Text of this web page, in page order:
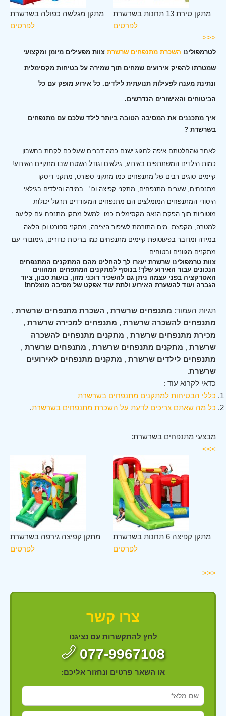
מתקן מגלשה כפולה בשרשרת
לפרטים
מתקן טירת 13 תחנות בשרשרת
לפרטים
<<<
לטרמפולינו השכרת מתנפחים שרשרת צוות מפעילים מיומן ומקצועי
שמטרתו להפיק אירועים שמחים תוך שמירה על בטיחות מקסימלית
ונתינת מענה לפעילות תנועתית לילדים. כל אירוע מופק עם כל
הביטוחים והאישורים הנדרשים.
איך מתכננים את המסיבה הטובה ביותר לילד שלכם עם מתנפחים
בשרשרת ?
לאחר שהחלטתם איפה לחגוג ישנם כמה דברים שעליכם לקחת בחשבון:
כמות הילדים המשתתפים באירוע, גילאים וגודל השטח שבו מתקיים האירוע!
קיימים סוגים רבים של מתנפחים כמו מתקני ספורט, מתקני דיסקו
מתנפחים, שערים מתנפחים, מתקני קפיצה וכו'. במידה והילדים בגילאי
היסודי המתנפחים המומלצים הם מתנפחים המעודדים תרגול יכולות
מוטוריות תוך הפקת הנאה מקסימלית כמו למשל מתקן מתנפח עם קליעה
למטרה, מקפצת מים התורמת לשיפור היציבה, מתקני ספורט וכן הלאה.
במידה ומדובר בפעוטופת קיימים מתנפחים כמו בריכות כדורים, גימובורי עם
מתקנים מגוונים ובטוחים.
צוות טרמפולינו שרשרת יעזרו לך להחליט מהם המתקנים המתנפחים
הנכונים עבור האירוע שלך! בנוסף למתקנים המתפחים המהווים
האטרקציה בפני עצמה ניתן גם להשכיר דוכני מזון, בועות סבון, ציוד
הגברה ועוד להשערת האירוע ולתת עוד אפקט של מסיבה מוצלחת!
תגיות העמוד: מתנפחים שרשרת , השכרת מתנפחים שרשרת ,
מתנפחים להשכרה שרשרת , מתנפחים למכירה שרשרת ,
מכירת מתנפחים שרשרת , מתקנים מתנפחים להשכרה
שרשרת , מתקנים מתנפחים שרשרת , מתנפחים שרשרת ,
מתנפחים לילדים שרשרת , מתקנים מתנפחים לאירועים
שרשרת.
כדאי לקרוא עוד :
כללי הבטיחות למתקנים מתנפחים בשרשרת
כל מה שאתם צריכים לדעת על השכרת מתנפחים בשרשרת.
מבצעי מתנפחים בשרשרת:
>>>
מתקן קפיצה גירפה בשרשרת
לפרטים
מתקן קפיצה 6 תחנות בשרשרת
לפרטים
<<<
צרו קשר
לחץ להתקשרות עם נציגנו
077-9967108
או השאר פרטים ונחזור אליכם: